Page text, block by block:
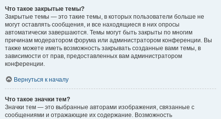
Что такое закрытые темы?
Закрытые темы — это такие темы, в которых пользователи больше не
могут оставлять сообщения, и все находящиеся в них опросы
автоматически завершаются. Темы могут быть закрыты по многим
причинам модератором форума или администратором конференции. Вы
также можете иметь возможность закрывать созданные вами темы, в
зависимости от прав, предоставленных вам администратором
конференции.
Вернуться к началу
Что такое значки тем?
Значки тем — это выбранные авторами изображения, связанные с
сообщениями и отражающие их содержание. Возможность